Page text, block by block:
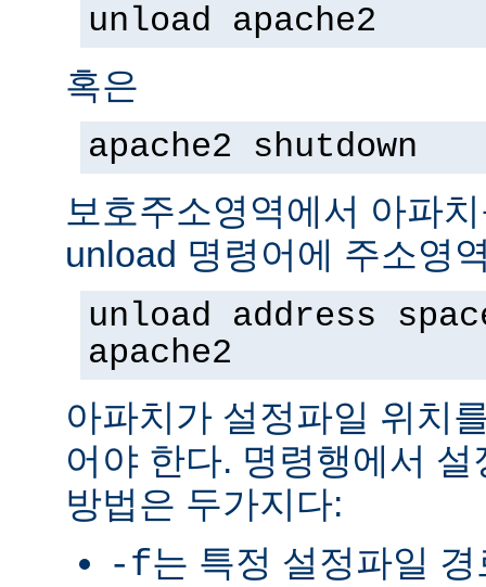
unload apache2
혹은
apache2 shutdown
보호주소영역에서 아파
unload 명령어에 주소영
unload address
apache2
아파치가 설정파일 위치
어야 한다. 명령행에서
방법은 두가지다:
-f는 특정 설정파일